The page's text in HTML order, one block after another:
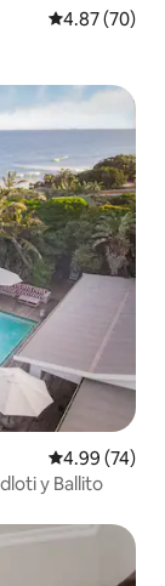
Calificación
4.87 (70)
Calificación
4.99 (74)
y Ballito